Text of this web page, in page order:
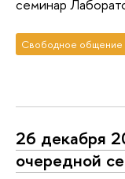
семинар
Свободное общение
26 декабря
очередной